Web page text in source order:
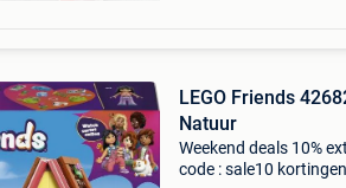
LEGO Friends
Natuur
Weekend deals 10%
code : sale10